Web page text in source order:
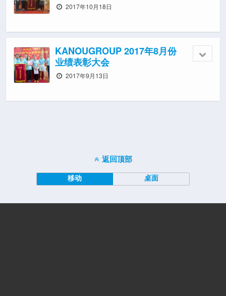
2017年10月18日
KANOUGROUP 2017年8月份
业绩表彰大会
2017年9月13日
返回顶部
移动 桌面